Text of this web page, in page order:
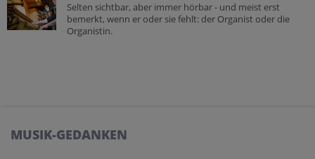
Selten sichtbar, aber immer hörbar - und meist erst
bemerkt, wenn er oder sie fehlt: der Organist oder die
Organistin.
MUSIK-GEDANKEN